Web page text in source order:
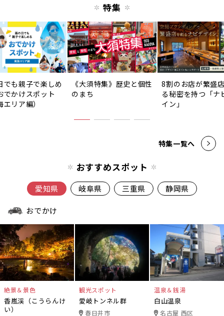
特集
でも親子で楽しめ
でかけスポット
リア編）
《大須特集》歴史と個性
のまち
8割のお店が繁盛
る秘密を持つ「ナ
イン」
特集一覧へ
おすすめスポット
愛知県 岐阜県 三重県 静岡県
おでかけ
絶景＆景色
香嵐渓（こうらんけ
い）
観光スポット
愛岐トンネル群
春日井市
温泉＆銭湯
白山温泉
名古屋 西区